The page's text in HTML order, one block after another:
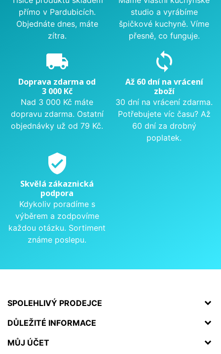
přímo v Pardubicích.
Objednáte dnes, máte
zítra.
studio a vyrábíme
špičkové kuchyně. Víme
přesně, co funguje.
local_shipping
Doprava zdarma od
3 000 Kč
Nad 3 000 Kč máte
dopravu zdarma. Ostatní
objednávky už od 79 Kč.
sync
Až 60 dní na vrácení
zboží
30 dní na vrácení zdarma.
Potřebujete víc času? Až
60 dní za drobný
poplatek.
verified_user
Skvělá zákaznická
podpora
Kdykoliv poradíme s
výběrem a zodpovíme
každou otázku. Sortiment
známe poslepu.
SPOLEHLIVÝ PRODEJCE
DŮLEŽITÉ INFORMACE
MŮJ ÚČET